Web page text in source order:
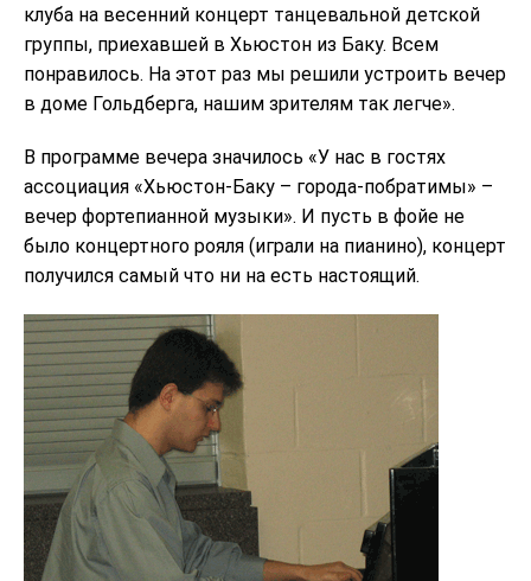
клуба на весенний концерт танцевальной детской
группы, приехавшей в Хьюстон из Баку. Всем
понравилось. На этот раз мы решили устроить вечер
в доме Гольдберга, нашим зрителям так легче».
В программе вечера значилось «У нас в гостях
ассoциация «Хьюстон-Баку – города-побратимы» –
вечер фортепианной музыки». И пусть в фойе не
было концертного рояля (играли на пианино), концерт
получился самый что ни на есть настоящий.